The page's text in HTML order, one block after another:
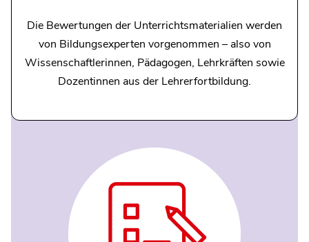
Die Bewertungen der Unterrichtsmaterialien werden
von Bildungsexperten vorgenommen – also von
Wissenschaftlerinnen, Pädagogen, Lehrkräften sowie
Dozentinnen aus der Lehrerfortbildung.